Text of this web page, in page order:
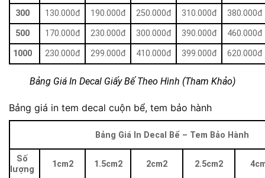
300
130.000đ 190.000đ 250.000đ 310.000đ
380.000đ
500
170.000đ 230.000đ 300.000đ 390.000đ
460.000đ
1000
230.000đ 299.000đ 410.000đ 399.000đ 620.000đ
Bảng Giá In Decal Giấy Bế Theo Hình (Tham Khảo)
Bảng giá in tem decal cuộn bể, tem bảo hành
Bảng Giá In Decal Bể – Tem Bảo Hành
Số
lượng
1cm2 1.5cm2 2cm2 2.5cm2